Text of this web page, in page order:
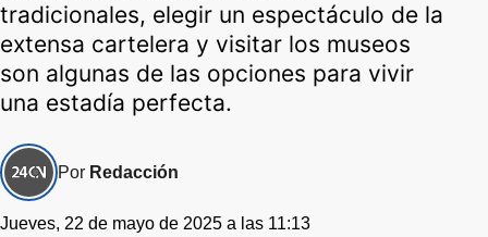
tradicionales, elegir un espectáculo de la
extensa cartelera y visitar los museos
son algunas de las opciones para vivir
una estadía perfecta.
Por Redacción
Jueves, 22 de mayo de 2025 a las 11:13